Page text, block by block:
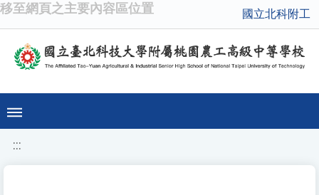
移至網頁之主要內容區位置 國立北科附工
:::